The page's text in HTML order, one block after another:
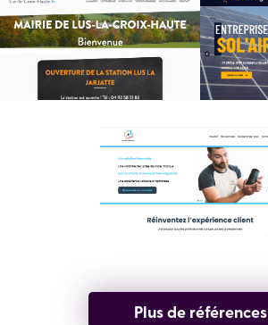
Plus de références